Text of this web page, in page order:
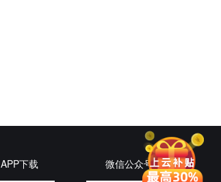
APP下载 微信公众号